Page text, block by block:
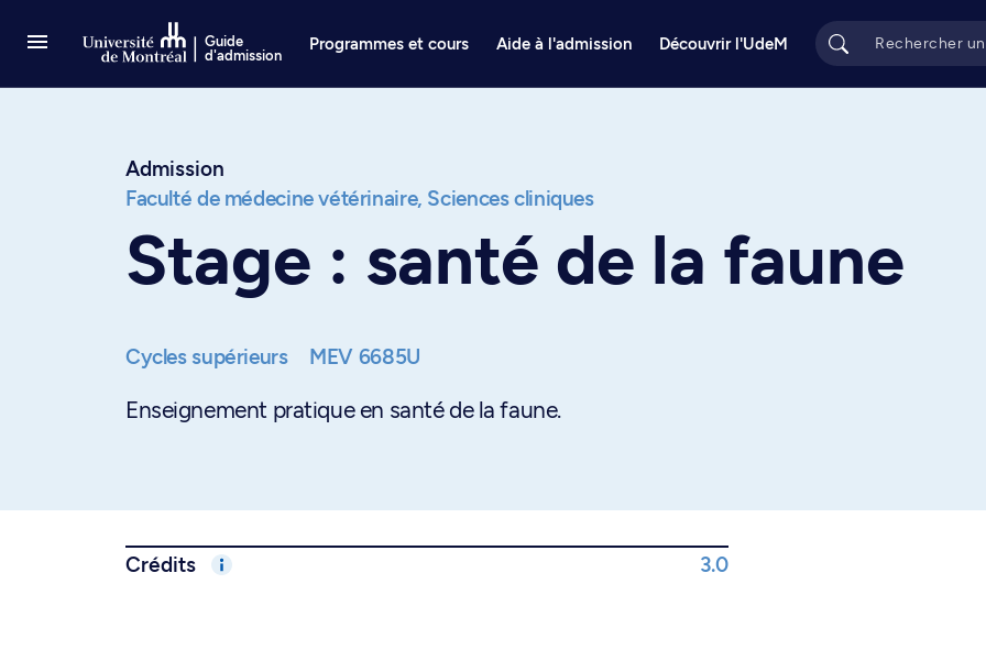
Guide
d'admission
Programmes et cours Aide à l'admission Découvrir l'UdeM
Admission
Faculté de médecine vétérinaire, Sciences cliniques
Stage : santé de la faune
Cycles supérieurs MEV 6685U
Enseignement pratique en santé de la faune.
Crédits 3.0